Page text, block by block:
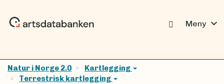
Meny expand_more
Natur i Norge 2.0
Kartlegging
Terrestrisk kartlegging